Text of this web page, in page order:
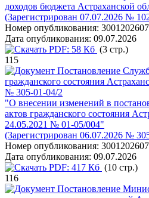
доходов бюджета Астраханской
(Зарегистрирован 07.07.2026 №
Номер опубликования:
Дата опубликования: 09.07.2026
PDF: 58 Кб (3 стр.)
115
Постановление
гражданского состояния
№ 305-01-04/2
"О внесении изменений в
актов гражданского состояния
24.05.2021 № 01-05/004"
(Зарегистрирован 06.07.2026 №
Номер опубликования:
Дата опубликования: 09.07.2026
PDF: 417 Кб (10 стр.)
116
Постановление